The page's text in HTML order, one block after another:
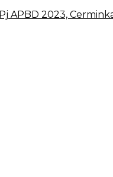
APBD 2023,